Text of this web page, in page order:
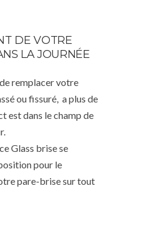
DE VOTRE
LA JOURNÉE
remplacer votre
ou fissuré, a plus de
est dans le champ de
Glass brise se
pour le
pare-brise sur tout